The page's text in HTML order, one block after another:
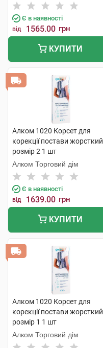
Є в наявності
від 1565.00 грн
КУПИТИ
Алком 1020 Корсет для
корекції постави жорсткий
розмір 2 1 шт
Алком Торговий дім
Є в наявності
від 1639.00 грн
КУПИТИ
Алком 1020 Корсет для
корекції постави жорсткий
розмір 1 1 шт
Алком Торговий дім